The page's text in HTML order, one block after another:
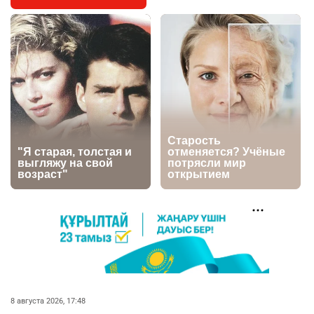
Казахстане продолжают расти цены на
баранину и конину
2741
5
⚠️ Доброе утро, друзья! Предлагаем обзор
главных новостей за 4 августа
2829 0 1
6
🗣Глава государства направил телеграмму
соболезнования родным и близким Халық
қаһарманы Ивана Гапича
2800 2 42
🇫🇷 Клуб ПСЖ объявил об открытии своей
футбольной академии в Астане
2 40
образовательных грантов
8 августа 2026, 17:48